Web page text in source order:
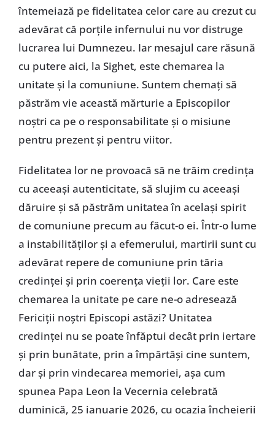
întemeiază pe fidelitatea celor care au crezut cu
adevărat că porțile infernului nu vor distruge
lucrarea lui Dumnezeu. Iar mesajul care răsună
cu putere aici, la Sighet, este chemarea la
unitate și la comuniune. Suntem chemați să
păstrăm vie această mărturie a Episcopilor
noștri ca pe o responsabilitate și o misiune
pentru prezent și pentru viitor.
Fidelitatea lor ne provoacă să ne trăim credința
cu aceeași autenticitate, să slujim cu aceeași
dăruire și să păstrăm unitatea în același spirit
de comuniune precum au făcut-o ei. Într-o lume
a instabilităților și a efemerului, martirii sunt cu
adevărat repere de comuniune prin tăria
credinței și prin coerența vieții lor. Care este
chemarea la unitate pe care ne-o adresează
Fericiții noștri Episcopi astăzi? Unitatea
credinței nu se poate înfăptui decât prin iertare
și prin bunătate, prin a împărtăși cine suntem,
dar și prin vindecarea memoriei, așa cum
spunea Papa Leon la Vecernia celebrată
duminică, 25 ianuarie 2026, cu ocazia încheierii